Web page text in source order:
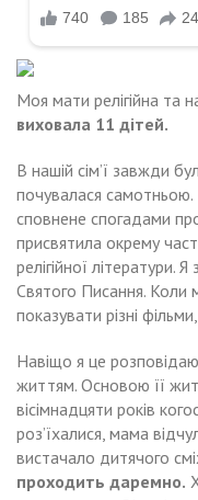
Моя мати релігійна та
виховала 11 дітей.
В нашій сім’ї завжди
почувалася самотньою.
сповнене спогадами
присвятила окрему
релігійної літератури.
Святого Писання. Коли
показувати різні
Навіщо я це
життям. Основою її
вісімнадцяти років
роз’їхалися, мама
вистачало дитячого
проходить даремно.